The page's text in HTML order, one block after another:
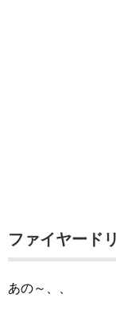
ファイヤード
あの～、、